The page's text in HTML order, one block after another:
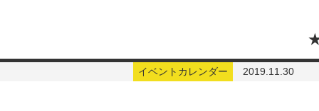
★
イベントカレンダー 2019.11.30